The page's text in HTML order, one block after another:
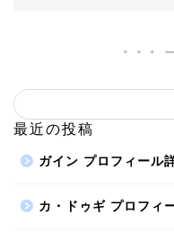
最近の投稿
ガイン プロフィール
カ・ドゥギ プロフィ